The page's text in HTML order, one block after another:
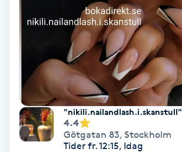
Skäggtrimmning
Skönhet
Slingor
Sockring
"nikili.nailandlash.i.skanstull"
4.4
Götgatan 83, Stockholm
Tider fr. 12:15, Idag